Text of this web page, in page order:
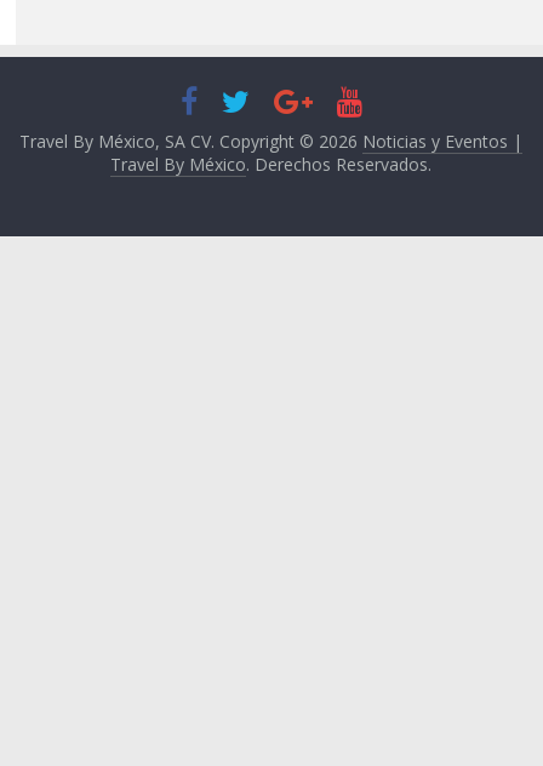
Travel By México, SA CV. Copyright © 2026 Noticias y Eventos |
Travel By México. Derechos Reservados.